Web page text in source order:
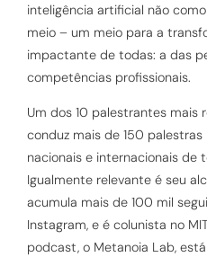
inteligência artificial não
meio – um meio para a
impactante de todas: a das
competências profissionais.
Um dos 10 palestrantes mais
conduz mais de 150
nacionais e internacionais de
Igualmente relevante é seu
acumula mais de 100 mil
Instagram, e é colunista no
podcast, o Metanoia Lab,